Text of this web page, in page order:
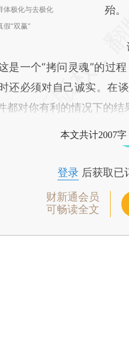
体极化与去极化
假“双赢”
殆。
谈
是一个“拷问灵魂”的过
还必须对自己诚实。在
都对你有利的情况下的结
本文共计2007
登录后获取已
财新通会员
可畅读全文